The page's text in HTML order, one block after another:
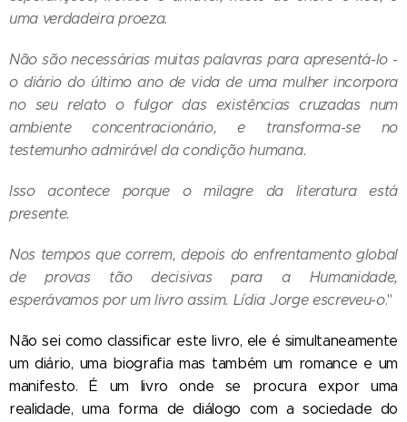
uma verdadeira proeza.
Não são necessárias muitas palavras para apresentá-lo -
o diário do último ano de vida de uma mulher incorpora
no seu relato o fulgor das existências cruzadas num
ambiente concentracionário, e transforma-se no
testemunho admirável da condição humana.
Isso acontece porque o milagre da literatura está
presente.
Nos tempos que correm, depois do enfrentamento global
de provas tão decisivas para a Humanidade,
esperávamos por um livro assim. Lídia Jorge escreveu-o."
Não sei como classificar este livro, ele é simultaneamente
um diário, uma biografia mas também um romance e um
manifesto. É um livro onde se procura expor uma
realidade, uma forma de diálogo com a sociedade do